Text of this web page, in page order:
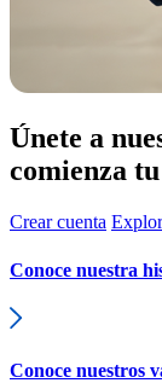
Únete a
comienza
Crear cuenta
Conoce nuestra
Conoce nuestros